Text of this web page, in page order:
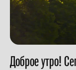
Доброе утро!